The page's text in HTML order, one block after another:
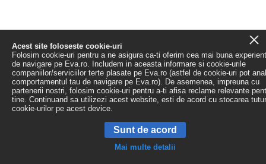
Acest site foloseste cookie-uri
Folosim cookie-uri pentru a ne asigura ca-ti oferim cea mai buna
de navigare pe Eva.ro. Includem in aceasta informare si cookie-urile
companiilor/serviciilor terte plasate pe Eva.ro (astfel de cookie-uri pot
comportamentul tau de navigare pe Eva.ro). De asemenea, impreuna cu
partenerii nostri, folosim cookie-uri pentru a-ti afisa reclame relevante
tine. Continuand sa utilizezi acest website, esti de acord cu stocarea
cookie-urilor pe acest device.
Sunt de acord
Mai multe detalii